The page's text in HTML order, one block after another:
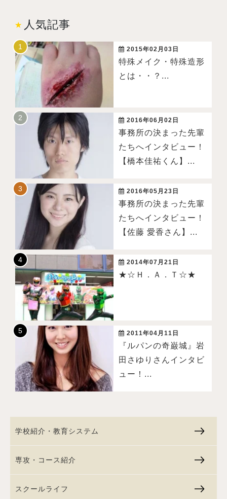
人気記事
2015年02月03日
特殊メイク・特殊造形
とは・・？...
2016年06月02日
事務所の決まった先輩
たちへインタビュー！
【橋本佳祐くん】...
2016年05月23日
事務所の決まった先輩
たちへインタビュー！
【佐藤 愛香さん】...
2014年07月21日
★☆Ｈ．Ａ．Ｔ☆★
2011年04月11日
『ルパンの奇巌城』岩
田さゆりさんインタビ
ュー！...
学校紹介・教育システム
専攻・コース紹介
スクールライフ